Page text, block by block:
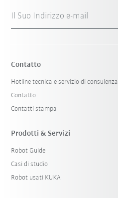
Resetta filtri
Il Suo Indirizzo e-mail
Contatto
Hotline tecnica e servizio di consulenza
Contatto
Contatti stampa
Prodotti & Servizi
Robot Guide
Casi di studio
Robot usati KUKA